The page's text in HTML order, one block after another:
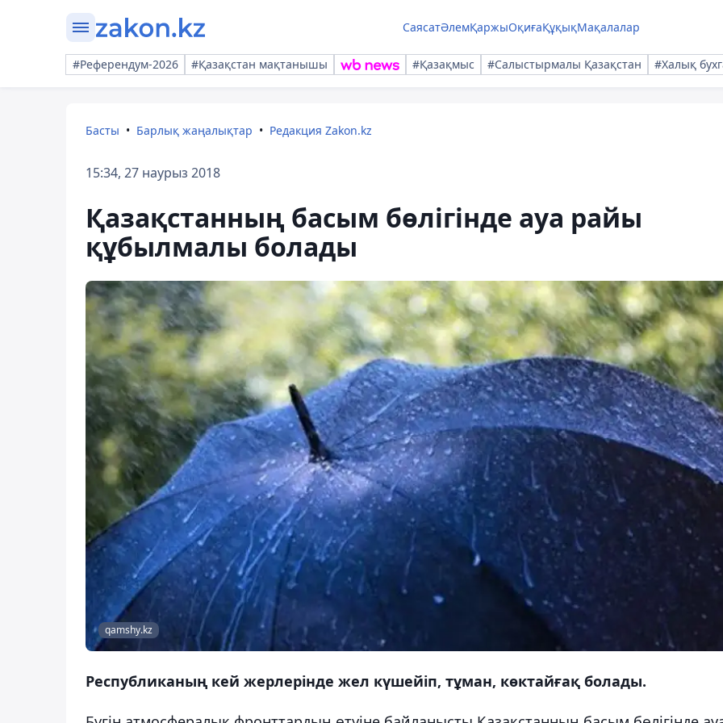
СаясатӘлемҚаржыОқиғаҚұқықМақалалар
#Референдум-2026 #Қазақстан мақтанышы #Қазақмыс #Салыстырмалы Қазақстан #Халық
Басты Барлық жаңалықтар Редакция Zakon.kz
15:34, 27 наурыз 2018
Қазақстанның басым бөлігінде ауа райы
құбылмалы болады
qamshy.kz
Республиканың кей жерлерінде жел күшейіп, тұман, көктайғақ болады.